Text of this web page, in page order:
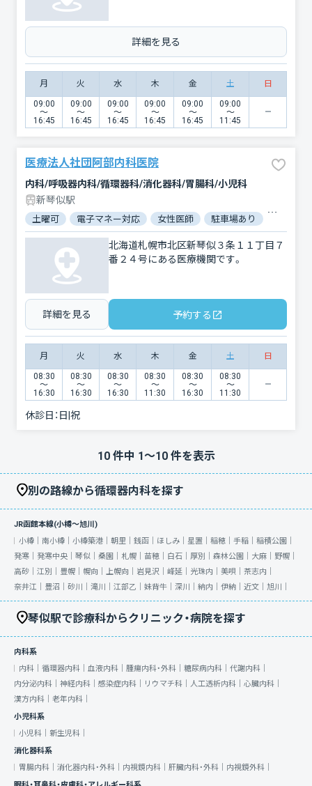
詳細を見る
月 火 水 木 金 土 日
09:00
〜
16:45
09:00
〜
16:45
09:00
〜
16:45
09:00
〜
16:45
09:00
〜
16:45
09:00
〜
11:45
医療法人社団阿部内科医院
内科/呼吸器内科/循環器科/消化器科/胃腸科/小児科
新琴似駅
土曜可 電子マネー対応 女性医師 駐車場あり
北海道札幌市北区新琴似３条１１丁目７
番２４号にある医療機関です。
詳細を見る 予約する
月 火 水 木 金 土 日
08:30
〜
16:30
08:30
〜
16:30
08:30
〜
16:30
08:30
〜
11:30
08:30
〜
16:30
08:30
〜
11:30
休診日： 日|祝
10件中 1〜10件を表示
別の路線から循環器内科を探す
JR函館本線(小樽～旭川)
小樽｜ 南小樽｜ 小樽築港｜ 朝里｜ 銭函｜ ほしみ｜ 星置｜ 稲穂｜ 手稲｜ 稲積公園｜
発寒｜ 発寒中央｜ 琴似｜ 桑園｜ 札幌｜ 苗穂｜ 白石｜ 厚別｜ 森林公園｜ 大麻｜ 野幌｜
高砂｜ 江別｜ 豊幌｜ 幌向｜ 上幌向｜ 岩見沢｜ 峰延｜ 光珠内｜ 美唄｜ 茶志内｜
奈井江｜ 豊沼｜ 砂川｜ 滝川｜ 江部乙｜ 妹背牛｜ 深川｜ 納内｜ 伊納｜ 近文｜ 旭川｜
琴似駅で診療科からクリニック・病院を探す
内科系
内科｜ 循環器内科｜ 血液内科｜ 腫瘍内科・外科｜ 糖尿病内科｜ 代謝内科｜
内分泌内科｜ 神経内科｜ 感染症内科｜ リウマチ科｜ 人工透析内科｜ 心臓内科｜
漢方内科｜ 老年内科｜
小児科系
小児科｜ 新生児科｜
消化器科系
胃腸内科｜ 消化器内科・外科｜ 内視鏡内科｜ 肝臓内科・外科｜ 内視鏡外科｜